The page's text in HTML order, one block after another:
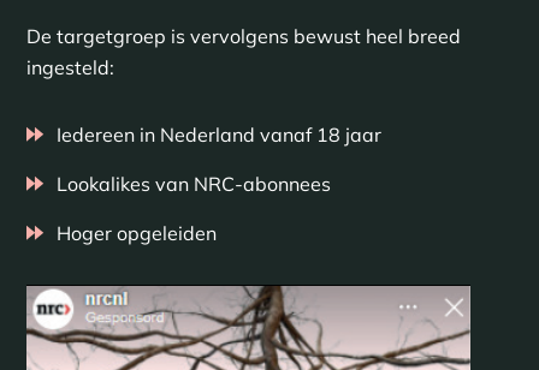
De targetgroep is vervolgens bewust heel breed
ingesteld:
Iedereen in Nederland vanaf 18 jaar
Lookalikes van NRC-abonnees
Hoger opgeleiden